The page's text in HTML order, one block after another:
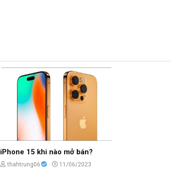
iPhone 15 khi nào mở bán?
C
thahtrung06
N11/06/2023